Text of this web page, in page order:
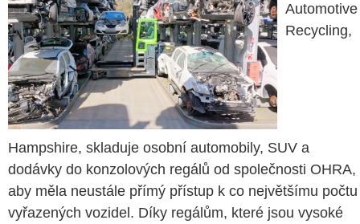
Automotive
Recycling,
Hampshire, skladuje osobní automobily, SUV a
dodávky do konzolových regálů od společnosti OHRA,
aby měla neustále přímý přístup k co největšímu počtu
vyřazených vozidel. Díky regálům, které jsou vysoké